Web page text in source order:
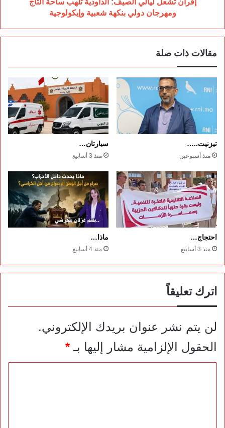
بنكهة
وإيكولوجية
ومهرجان دولي بنكهة شعبية وإيكولوجية
مقالات ذات صلة
تيزنيت..…
منذ أسبوعين
سيارتان…
منذ 3 أسابيع
احتجاج…
منذ 3 أسابيع
ماذا…
منذ 4 أسابيع
اترك تعليقاً
لن يتم نشر عنوان بريدك الإلكتروني.
الحقول الإلزامية مشار إليها بـ*